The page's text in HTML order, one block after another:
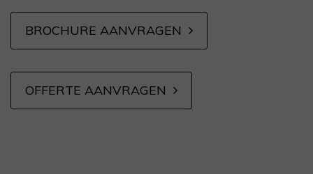
BROCHURE AANVRAGEN
OFFERTE AANVRAGEN